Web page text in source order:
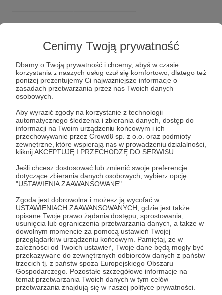
Cenimy Twoją prywatność
Dbamy o Twoją prywatność i chcemy, abyś w czasie
korzystania z naszych usług czuł się komfortowo, dlatego też
poniżej prezentujemy Ci najważniejsze informacje o
zasadach przetwarzania przez nas Twoich danych
osobowych.
Aby wyrazić zgody na korzystanie z technologii
automatycznego śledzenia i zbierania danych, dostęp do
informacji na Twoim urządzeniu końcowym i ich
przechowywanie przez Crowd8 sp. z o.o. oraz podmioty
zewnętrzne, które wspierają nas w prowadzeniu działalności,
kliknij AKCEPTUJĘ I PRZECHODZĘ DO SERWISU.
Jeśli chcesz dostosować lub zmienić swoje preferencje
dotyczące zbierania danych osobowych, wybierz opcję
"USTAWIENIA ZAAWANSOWANE".
Zgoda jest dobrowolna i możesz ją wycofać w
USTAWIENIACH ZAAWANSOWANYCH, gdzie jest także
opisane Twoje prawo żądania dostępu, sprostowania,
usunięcia lub ograniczenia przetwarzania danych, a także w
dowolnym momencie za pomocą ustawień Twojej
przeglądarki w urządzeniu końcowym. Pamiętaj, że w
zależności od Twoich ustawień, Twoje dane będą mogły być
przekazywane do zewnętrznych odbiorców danych z państw
trzecich tj. z państw spoza Europejskiego Obszaru
Gospodarczego. Pozostałe szczegółowe informacje na
temat przetwarzania Twoich danych w tym celów
przetwarzania znajdują się w naszej polityce prywatności.
Dołącz do grona Patronów!
Wesprzyj działalność AutoraAquaDarojuż teraz!
Zostań Patronem
Promowani autorzy
Głowa Kasandry
18 patronów 935 zł miesięcznie
​Zostań Patronem "Głowy Kasandry" i zanurz
się w fascynującym post-apokaliptycznym
świecie. Wspólnie możemy przenieść tę